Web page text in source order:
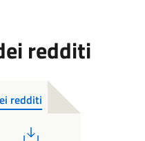
redditi
redditi